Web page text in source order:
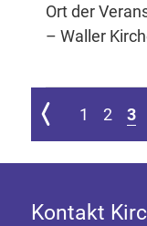
Ort der
– Waller
Seite springen
Zur vorherigen Seite
1 2 3
Kontakt